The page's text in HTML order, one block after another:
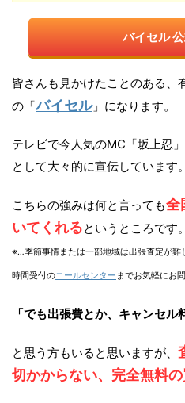
バイセル
皆さんも見かけたことのある、
の「バイセル」になります。
テレビで今人気のMC「坂上忍
として大々的に宣伝しています。
こちらの強みは何と言っても全
いてくれるというところです
※…季節事情または一部地域は出張査定が難
時間受付のコールセンター までお気軽にお
「でも出張費とか、キャンセル
と思う方もいると思いますが、
切かからない、完全無料